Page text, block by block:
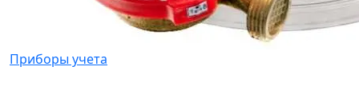
Приборы учета